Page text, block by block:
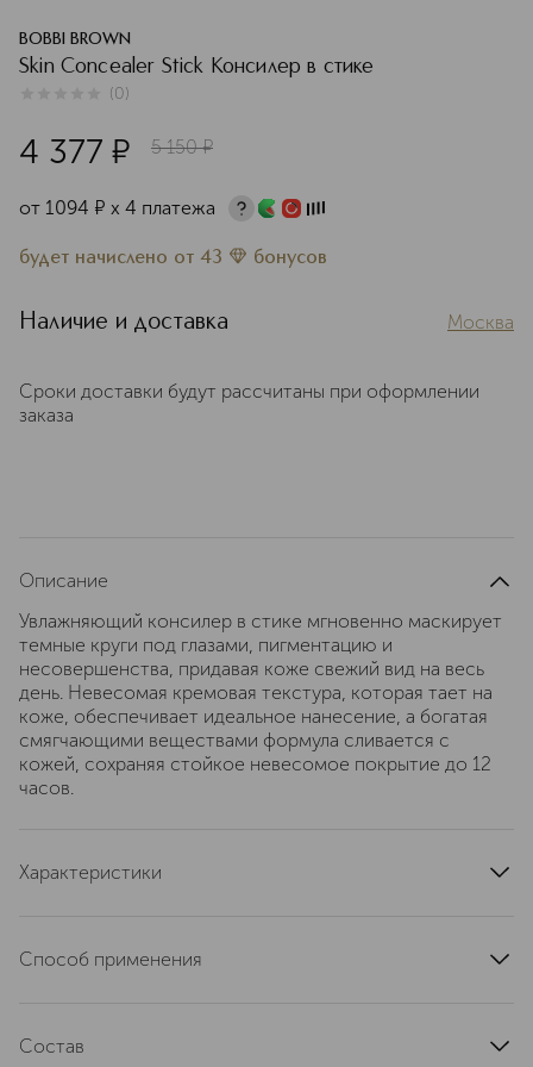
BOBBI BROWN
Skin Concealer Stick Консилер в стике
(0)
4 377 ¤ 5 150 ¤
от 1094 ¤ х 4 платежа
будет начислено от 43 бонусов
Наличие и доставка Москва
Сроки доставки будут рассчитаны при оформлении
заказа
Описание
Увлажняющий консилер в стике мгновенно маскирует
темные круги под глазами, пигментацию и
несовершенства, придавая коже свежий вид на весь
день. Невесомая кремовая текстура, которая тает на
коже, обеспечивает идеальное нанесение, а богатая
смягчающими веществами формула сливается с
кожей, сохраняя стойкое невесомое покрытие до 12
часов.
Характеристики
Способ применения
в стике Skin Concealer Stick на темные участки и зоны,
Состав